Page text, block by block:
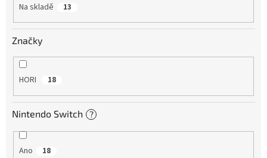
Na skladě 13
Značky
HORI 18
Nintendo Switch ?
Ano 18